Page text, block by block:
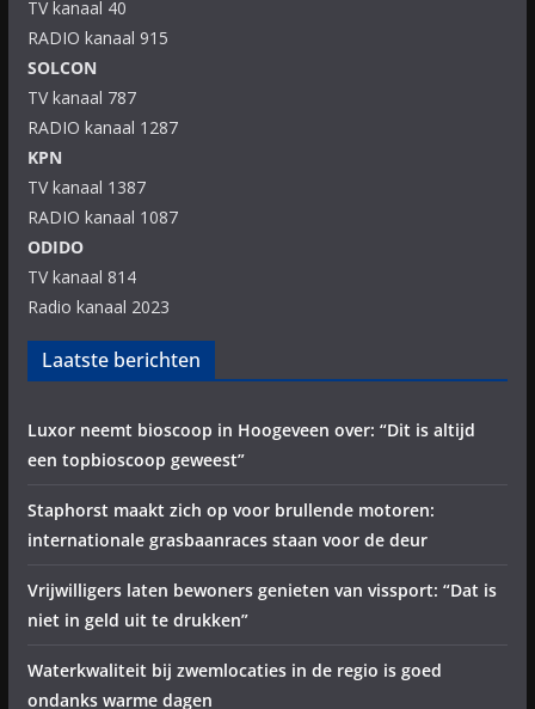
TV kanaal 40
RADIO kanaal 915
SOLCON
TV kanaal 787
RADIO kanaal 1287
KPN
TV kanaal 1387
RADIO kanaal 1087
ODIDO
TV kanaal 814
Radio kanaal 2023
Laatste berichten
Luxor neemt bioscoop in Hoogeveen over: “Dit is altijd
een topbioscoop geweest”
Staphorst maakt zich op voor brullende motoren:
internationale grasbaanraces staan voor de deur
Vrijwilligers laten bewoners genieten van vissport: “Dat is
niet in geld uit te drukken”
Waterkwaliteit bij zwemlocaties in de regio is goed
ondanks warme dagen